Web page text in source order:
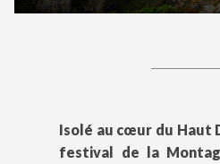
Isolé au cœur du Haut
festival de la